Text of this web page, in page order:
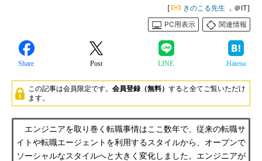
[ きのこる先生 ，＠IT]
PC用表示
関連情報
Share Post LINE Hatena
この記事は会員限定です。 会員登録（無料） すると全てご覧いただけ
ます。
エンジニアを取り巻く転職事情はここ数年で、従来の転職サ
イトや転職エージェントを利用するスタイルから、オープンで
ソーシャルなスタイルへと大きく変化しました。エンジニアが